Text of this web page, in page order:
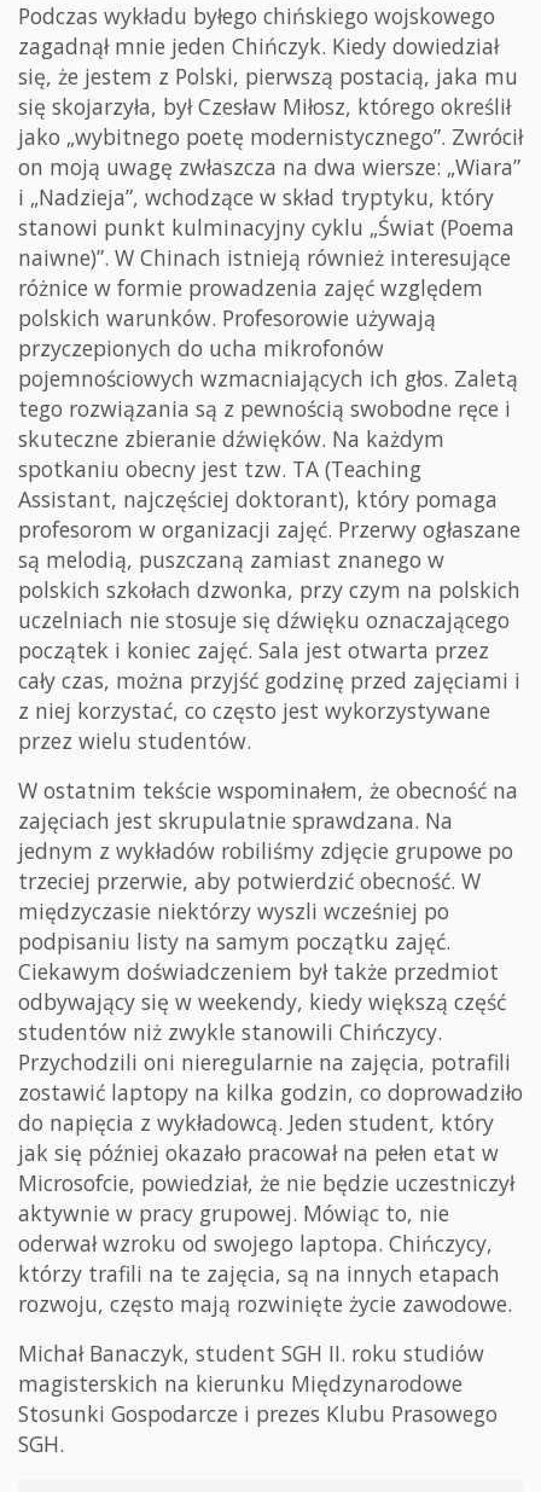
Podczas wykładu byłego chińskiego wojskowego
zagadnął mnie jeden Chińczyk. Kiedy dowiedział
się, że jestem z Polski, pierwszą postacią, jaka mu
się skojarzyła, był Czesław Miłosz, którego określił
jako „wybitnego poetę modernistycznego”. Zwrócił
on moją uwagę zwłaszcza na dwa wiersze: „Wiara”
i „Nadzieja”, wchodzące w skład tryptyku, który
stanowi punkt kulminacyjny cyklu „Świat (Poema
naiwne)”. W Chinach istnieją również interesujące
różnice w formie prowadzenia zajęć względem
polskich warunków. Profesorowie używają
przyczepionych do ucha mikrofonów
pojemnościowych wzmacniających ich głos. Zaletą
tego rozwiązania są z pewnością swobodne ręce i
skuteczne zbieranie dźwięków. Na każdym
spotkaniu obecny jest tzw. TA (Teaching
Assistant, najczęściej doktorant), który pomaga
profesorom w organizacji zajęć. Przerwy ogłaszane
są melodią, puszczaną zamiast znanego w
polskich szkołach dzwonka, przy czym na polskich
uczelniach nie stosuje się dźwięku oznaczającego
początek i koniec zajęć. Sala jest otwarta przez
cały czas, można przyjść godzinę przed zajęciami i
z niej korzystać, co często jest wykorzystywane
przez wielu studentów.
W ostatnim tekście wspominałem, że obecność na
zajęciach jest skrupulatnie sprawdzana. Na
jednym z wykładów robiliśmy zdjęcie grupowe po
trzeciej przerwie, aby potwierdzić obecność. W
międzyczasie niektórzy wyszli wcześniej po
podpisaniu listy na samym początku zajęć.
Ciekawym doświadczeniem był także przedmiot
odbywający się w weekendy, kiedy większą część
studentów niż zwykle stanowili Chińczycy.
Przychodzili oni nieregularnie na zajęcia, potrafili
zostawić laptopy na kilka godzin, co doprowadziło
do napięcia z wykładowcą. Jeden student, który
jak się później okazało pracował na pełen etat w
Microsofcie, powiedział, że nie będzie uczestniczył
aktywnie w pracy grupowej. Mówiąc to, nie
oderwał wzroku od swojego laptopa. Chińczycy,
którzy trafili na te zajęcia, są na innych etapach
rozwoju, często mają rozwinięte życie zawodowe.
Michał Banaczyk, student SGH II. roku studiów
magisterskich na kierunku Międzynarodowe
Stosunki Gospodarcze i prezes Klubu Prasowego
SGH.